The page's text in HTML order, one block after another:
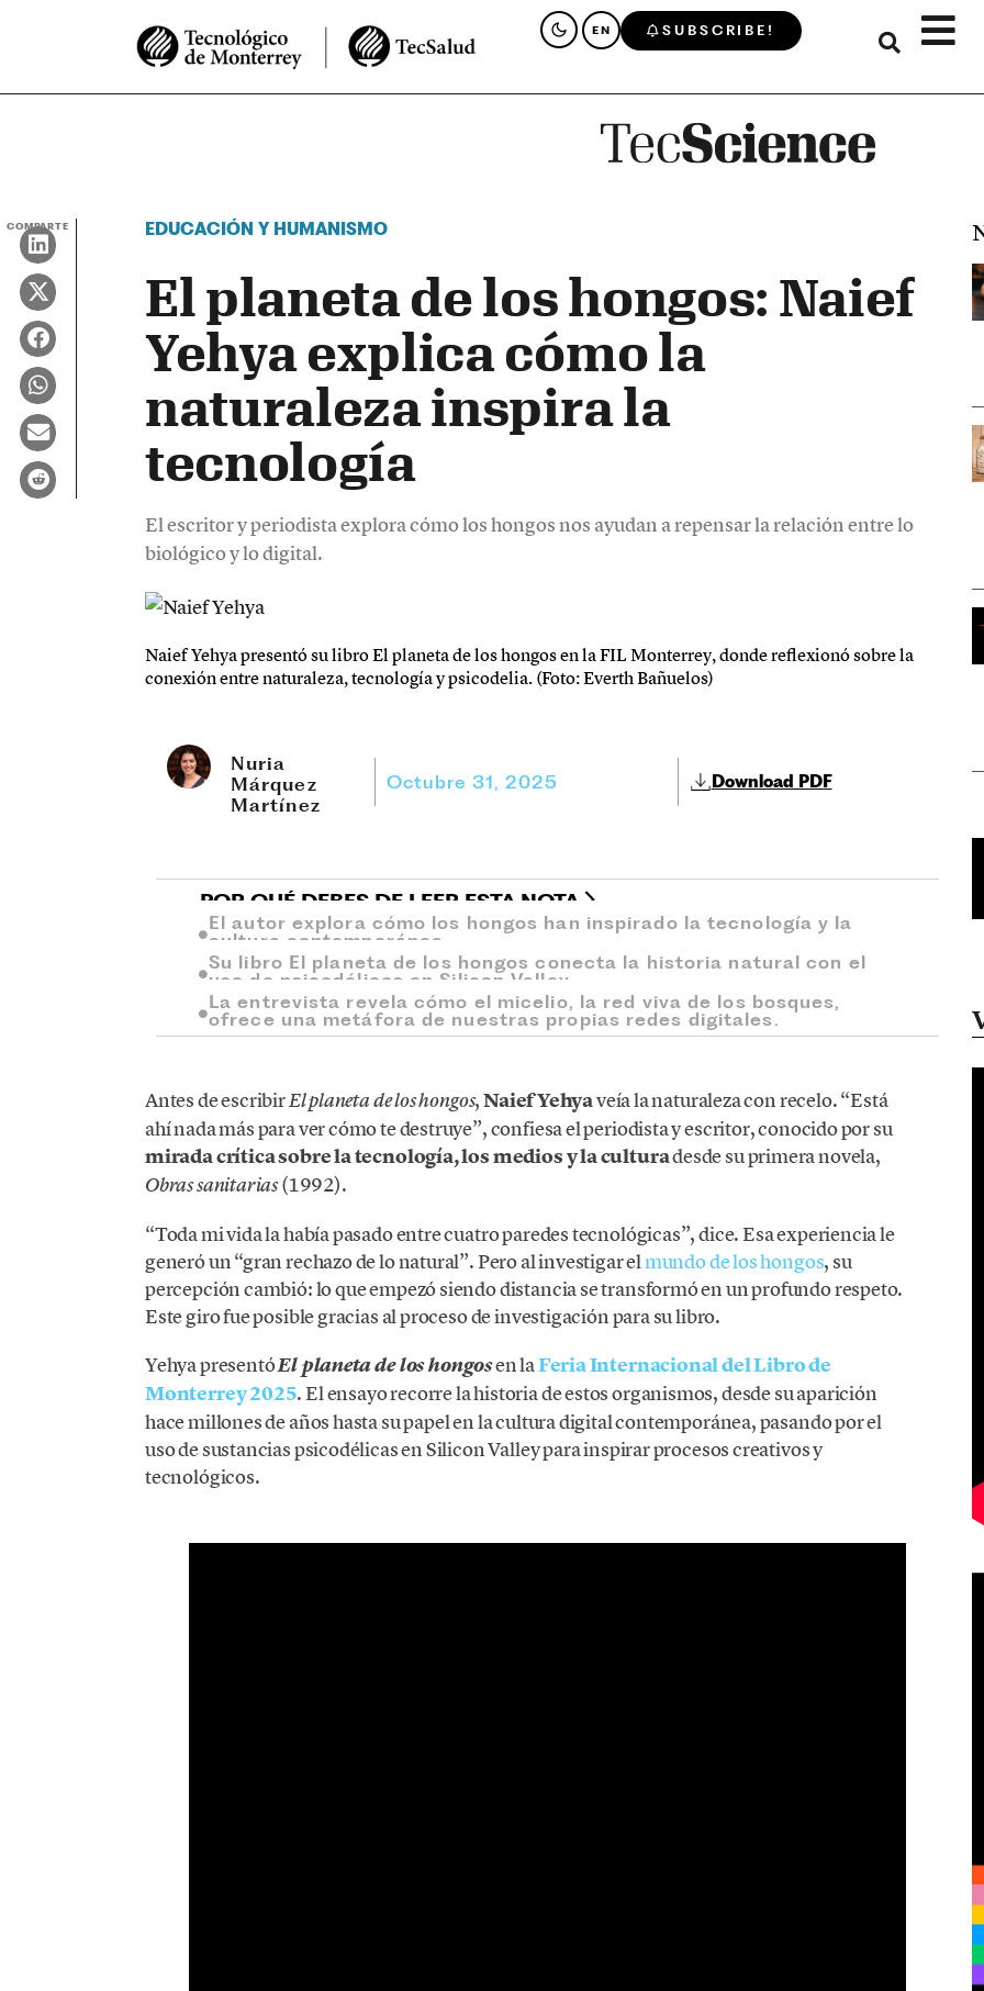
EN SUBSCRIBE!
COMPARTE EDUCACIÓN Y HUMANISMO
El planeta de los hongos: Naief
Yehya explica cómo la
naturaleza inspira la
tecnología
El escritor y periodista explora cómo los hongos nos ayudan a repensar la relación entre lo
biológico y lo digital.
Naief Yehya presentó su libro El planeta de los hongos en la FIL Monterrey, donde reflexionó sobre la
conexión entre naturaleza, tecnología y psicodelia. (Foto: Everth Bañuelos)
Nuria
Márquez
Martínez
Octubre 31, 2025 Download PDF
POR QUÉ DEBES DE LEER ESTA NOTA
El autor explora cómo los hongos han inspirado la tecnología y la
cultura contemporánea.
Su libro El planeta de los hongos conecta la historia natural con el
uso de psicodélicos en Silicon Valley.
La entrevista revela cómo el micelio, la red viva de los bosques,
ofrece una metáfora de nuestras propias redes digitales.
Antes de escribirEl planeta de los hongos,Naief Yehyaveía la naturaleza con recelo. “Está
ahí nada más para ver cómo te destruye”, confiesa el periodista y escritor, conocido por su
mirada crítica sobre la tecnología, los medios y la culturadesde su primera novela,
Obras sanitarias(1992).
“Toda mi vida la había pasado entre cuatro paredes tecnológicas”, dice. Esa experiencia le
generó un “gran rechazo de lo natural”. Pero al investigar elmundo de los hongos, su
percepción cambió: lo que empezó siendo distancia se transformó en un profundo respeto.
Este giro fue posible gracias al proceso de investigación para su libro.
Yehya presentóEl planeta de los hongosen laFeria Internacional del Libro de
Monterrey 2025. El ensayo recorre la historia de estos organismos, desde su aparición
hace millones de años hasta su papel en la cultura digital contemporánea, pasando por el
uso de sustancias psicodélicas en Silicon Valley para inspirar procesos creativos y
tecnológicos.